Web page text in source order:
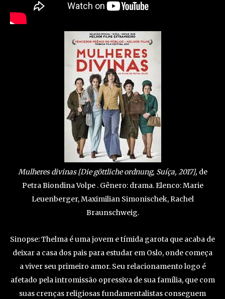
Mulheres divinas [Die göttliche ordnung, Suíça, 2017], de
Petra Biondina Volpe . Gênero: drama. Elenco: Marie
Leuenberger, Maximilian Simonischek, Rachel
Braunschweig.
Sinopse: Thelma é uma jovem e tímida garota que acaba de
deixar a casa dos pais para estudar em Oslo, onde começa
a viver seu primeiro amor. Seu relacionamento logo é
afetado pela intromissão opressiva de sua família, que com
suas crenças religiosas fundamentalistas conseguem